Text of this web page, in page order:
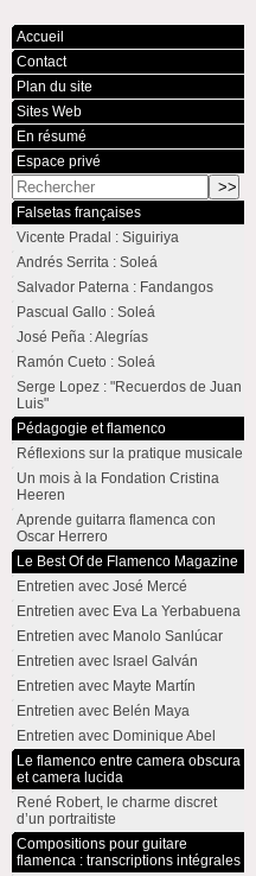
Accueil
Contact
Plan du site
Sites Web
En résumé
Espace privé
Falsetas françaises
Vicente Pradal : Siguiriya
Andrés Serrita : Soleá
Salvador Paterna : Fandangos
Pascual Gallo : Soleá
José Peña : Alegrías
Ramón Cueto : Soleá
Serge Lopez : "Recuerdos de Juan
Luis"
Pédagogie et flamenco
Réflexions sur la pratique musicale
Un mois à la Fondation Cristina
Heeren
Aprende guitarra flamenca con
Oscar Herrero
Le Best Of de Flamenco Magazine
Entretien avec José Mercé
Entretien avec Eva La Yerbabuena
Entretien avec Manolo Sanlúcar
Entretien avec Israel Galván
Entretien avec Mayte Martín
Entretien avec Belén Maya
Entretien avec Dominique Abel
Le flamenco entre camera obscura
et camera lucida
René Robert, le charme discret
d’un portraitiste
Compositions pour guitare
flamenca : transcriptions intégrales